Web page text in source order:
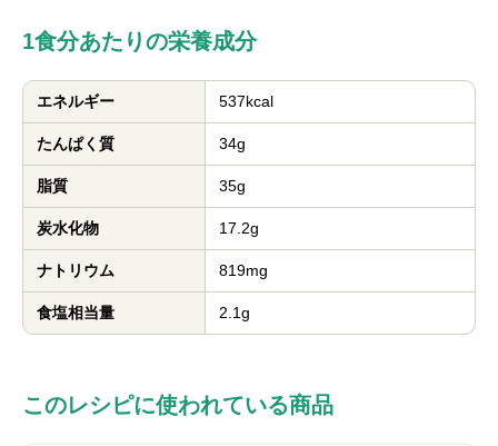
1食分あたりの栄養成分
エネルギー 537kcal
たんぱく質 34g
脂質 35g
炭水化物 17.2g
ナトリウム 819mg
食塩相当量 2.1g
このレシピに使われている商品